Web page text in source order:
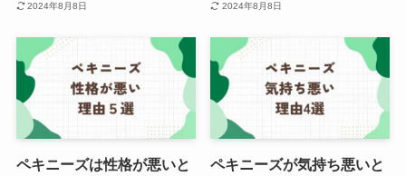
2024年8月8日 2024年8月8日
ペキニーズは性格が悪いと
ペキニーズが気持ち悪いと